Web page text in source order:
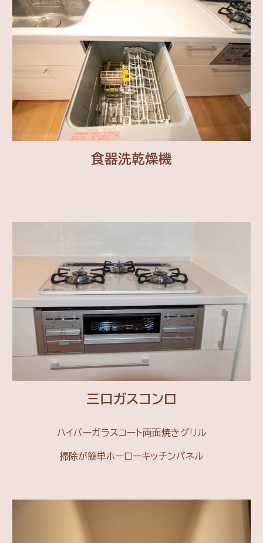
食器洗乾燥機
三口ガスコンロ
ハイパーガラスコート両面焼きグリル
掃除が簡単ホーローキッチンパネル